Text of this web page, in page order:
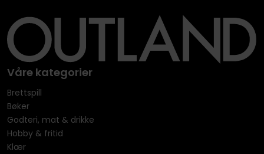
Våre kategorier
Brettspill
Bøker
Godteri, mat & drikke
Hobby & fritid
Klær